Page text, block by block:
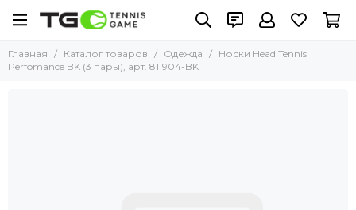
Главная Каталог товаров Одежда
Носки Head Tennis
Perfomance BK (3 пары), арт. 811904-BK